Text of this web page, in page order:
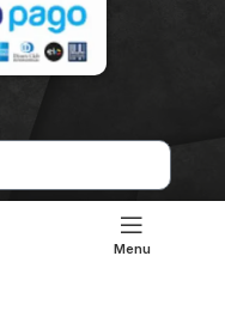
Menu